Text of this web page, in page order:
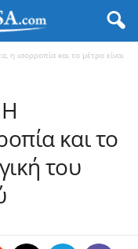
η ισορροπία και το μέτρο είναι
και το
του